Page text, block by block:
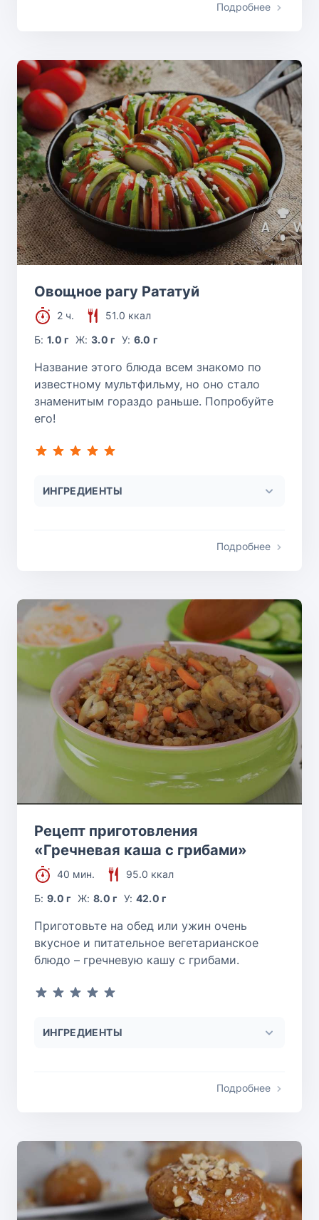
Подробнее
Овощное рагу Рататуй
2 ч.
51.0 ккал
Б:1.0 г Ж: 3.0 г У: 6.0 г
Название этого блюда всем знакомо по
известному мультфильму, но оно стало
знаменитым гораздо раньше. Попробуйте
его!
ИНГРЕДИЕНТЫ
Подробнее
Рецепт приготовления
«Гречневая каша с грибами»
40 мин.
95.0 ккал
Б:9.0 г Ж: 8.0 г У: 42.0 г
Приготовьте на обед или ужин очень
вкусное и питательное вегетарианское
блюдо – гречневую кашу с грибами.
ИНГРЕДИЕНТЫ
Подробнее